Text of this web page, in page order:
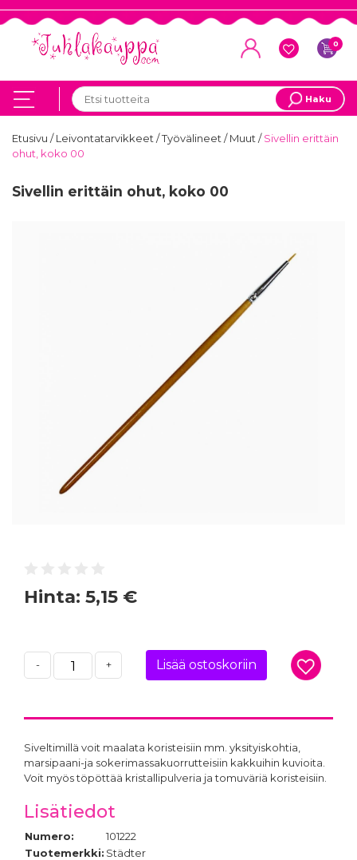
0
Haku
Etusivu /Leivontatarvikkeet/Työvälineet/Muut/Sivellin erittäin
ohut, koko 00
Sivellin erittäin ohut, koko 00
Hinta: 5,15 €
- + Lisää ostoskoriin
Siveltimillä voit maalata koristeisiin mm. yksityiskohtia,
marsipaani-ja sokerimassakuorrutteisiin kakkuihin kuvioita.
Voit myös töpöttää kristallipulveria ja tomuväriä koristeisiin.
Lisätiedot
Numero:
101222
Tuotemerkki: Städter